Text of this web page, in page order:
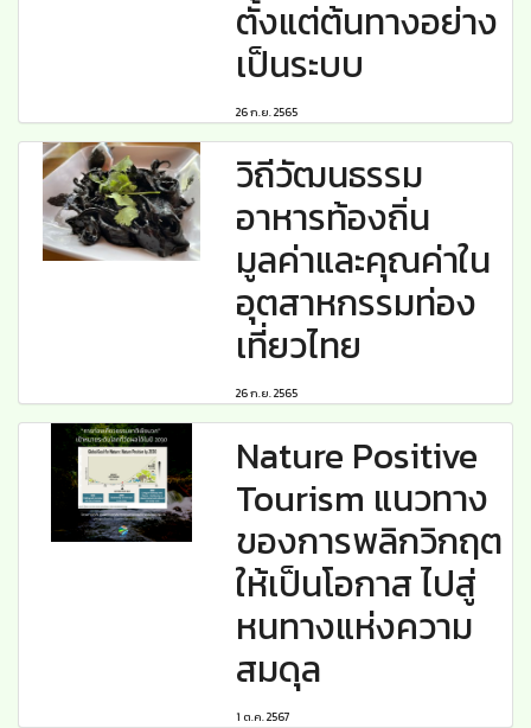
ตั้งแต่ต้นทางอย่าง
เป็นระบบ
26 ก.ย. 2565
วิถีวัฒนธรรม
อาหารท้องถิ่น
มูลค่าและคุณค่าใน
อุตสาหกรรมท่อง
เที่ยวไทย
26 ก.ย. 2565
Nature Positive
Tourism แนวทาง
ของการพลิกวิกฤต
ให้เป็นโอกาส ไปสู่
หนทางแห่งความ
สมดุล
1 ต.ค. 2567